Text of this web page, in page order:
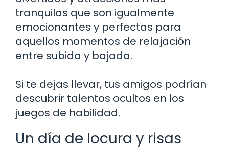
tranquilas que son igualmente
emocionantes y perfectas para
aquellos momentos de relajación
entre subida y bajada.
Si te dejas llevar, tus amigos podrían
descubrir talentos ocultos en los
juegos de habilidad.
Un día de locura y risas